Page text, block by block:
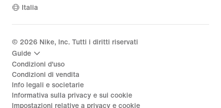
Italia
© 2026 Nike, Inc. Tutti i diritti riservati
Guide
Condizioni d'uso
Condizioni di vendita
Info legali e societarie
Informativa sulla privacy e sui cookie
Impostazioni relative a privacy e cookie